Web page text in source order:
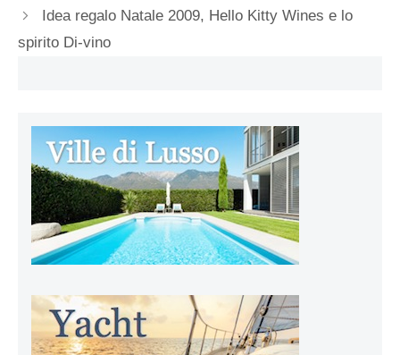
Idea regalo Natale 2009, Hello Kitty Wines e lo
spirito Di-vino